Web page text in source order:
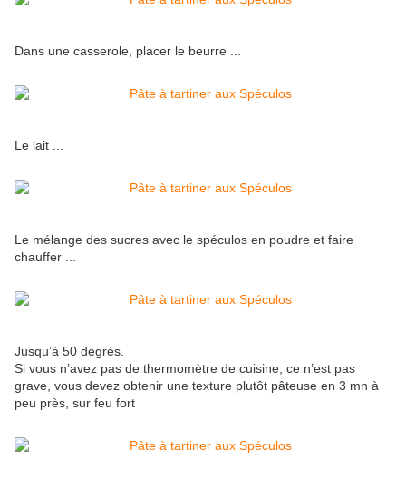
Dans une casserole, placer le beurre ...
Le lait ...
Le mélange des sucres avec le spéculos en poudre et faire
chauffer ...
Jusqu’à 50 degrés.
Si vous n’avez pas de thermomètre de cuisine, ce n’est pas
grave, vous devez obtenir une texture plutôt pâteuse en 3 mn à
peu près, sur feu fort